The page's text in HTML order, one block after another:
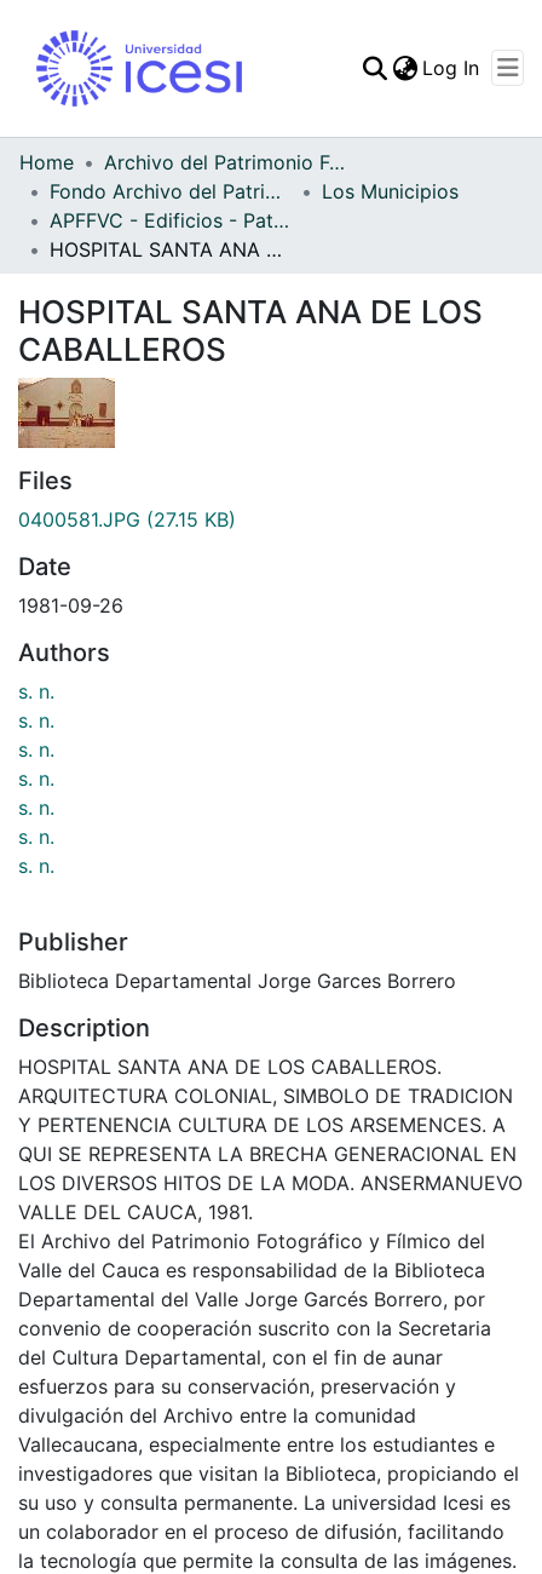
Statistics
Log In
Home
Archivo del Patrimonio Fotográfico y Fílmico del Valle del Cauca
Fondo Archivo del Patrimonio Fotográfico y Fílmico del Valle del Cauca
Los Municipios
APFFVC - Edificios - Patrimonial
HOSPITAL SANTA ANA DE LOS CABALLEROS
HOSPITAL SANTA ANA DE LOS
CABALLEROS
Files
0400581.JPG (27.15 KB)
Date
1981-09-26
Authors
s. n.
s. n.
s. n.
s. n.
s. n.
s. n.
s. n.
Publisher
Biblioteca Departamental Jorge Garces Borrero
Description
HOSPITAL SANTA ANA DE LOS CABALLEROS.
ARQUITECTURA COLONIAL, SIMBOLO DE TRADICION
Y PERTENENCIA CULTURA DE LOS ARSEMENCES. A
QUI SE REPRESENTA LA BRECHA GENERACIONAL EN
LOS DIVERSOS HITOS DE LA MODA. ANSERMANUEVO
VALLE DEL CAUCA, 1981.
El Archivo del Patrimonio Fotográfico y Fílmico del
Valle del Cauca es responsabilidad de la Biblioteca
Departamental del Valle Jorge Garcés Borrero, por
convenio de cooperación suscrito con la Secretaria
del Cultura Departamental, con el fin de aunar
esfuerzos para su conservación, preservación y
divulgación del Archivo entre la comunidad
Vallecaucana, especialmente entre los estudiantes e
investigadores que visitan la Biblioteca, propiciando el
su uso y consulta permanente. La universidad Icesi es
un colaborador en el proceso de difusión, facilitando
la tecnología que permite la consulta de las imágenes.